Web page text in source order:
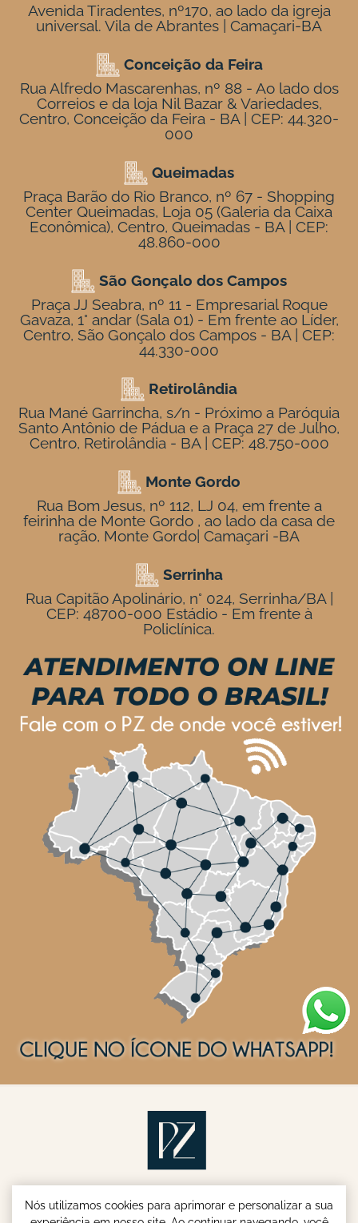
Avenida Tiradentes, nº170, ao lado da igreja
universal. Vila de Abrantes | Camaçari-BA
Conceição da Feira
Rua Alfredo Mascarenhas, nº 88 - Ao lado dos
Correios e da loja Nil Bazar & Variedades,
Centro, Conceição da Feira - BA | CEP: 44.320-
000
Queimadas
Praça Barão do Rio Branco, nº 67 - Shopping
Center Queimadas, Loja 05 (Galeria da Caixa
Econômica), Centro, Queimadas - BA | CEP:
48.860-000
São Gonçalo dos Campos
Praça JJ Seabra, nº 11 - Empresarial Roque
Gavaza, 1° andar (Sala 01) - Em frente ao Líder,
Centro, São Gonçalo dos Campos - BA | CEP:
44.330-000
Retirolândia
Rua Mané Garrincha, s/n - Próximo a Paróquia
Santo Antônio de Pádua e a Praça 27 de Julho,
Centro, Retirolândia - BA | CEP: 48.750-000
Monte Gordo
Rua Bom Jesus, nº 112, LJ 04, em frente a
feirinha de Monte Gordo , ao lado da casa de
ração, Monte Gordo| Camaçari -BA
Serrinha
Rua Capitão Apolinário, n° 024, Serrinha/BA |
CEP: 48700-000 Estádio - Em frente à
Policlínica.
Nós utilizamos cookies para aprimorar e personalizar a sua